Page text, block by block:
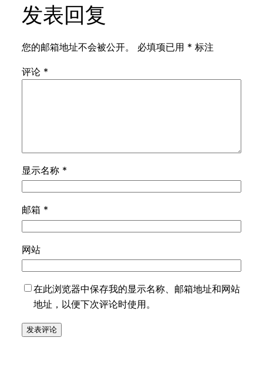
发表回复
您的邮箱地址不会被公开。 必填项已用 * 标注
评论 *
显示名称 *
邮箱 *
网站
在此浏览器中保存我的显示名称、邮箱地址和网站
地址，以便下次评论时使用。